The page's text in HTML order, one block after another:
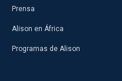
Prensa
Alison en África
Programas de Alison